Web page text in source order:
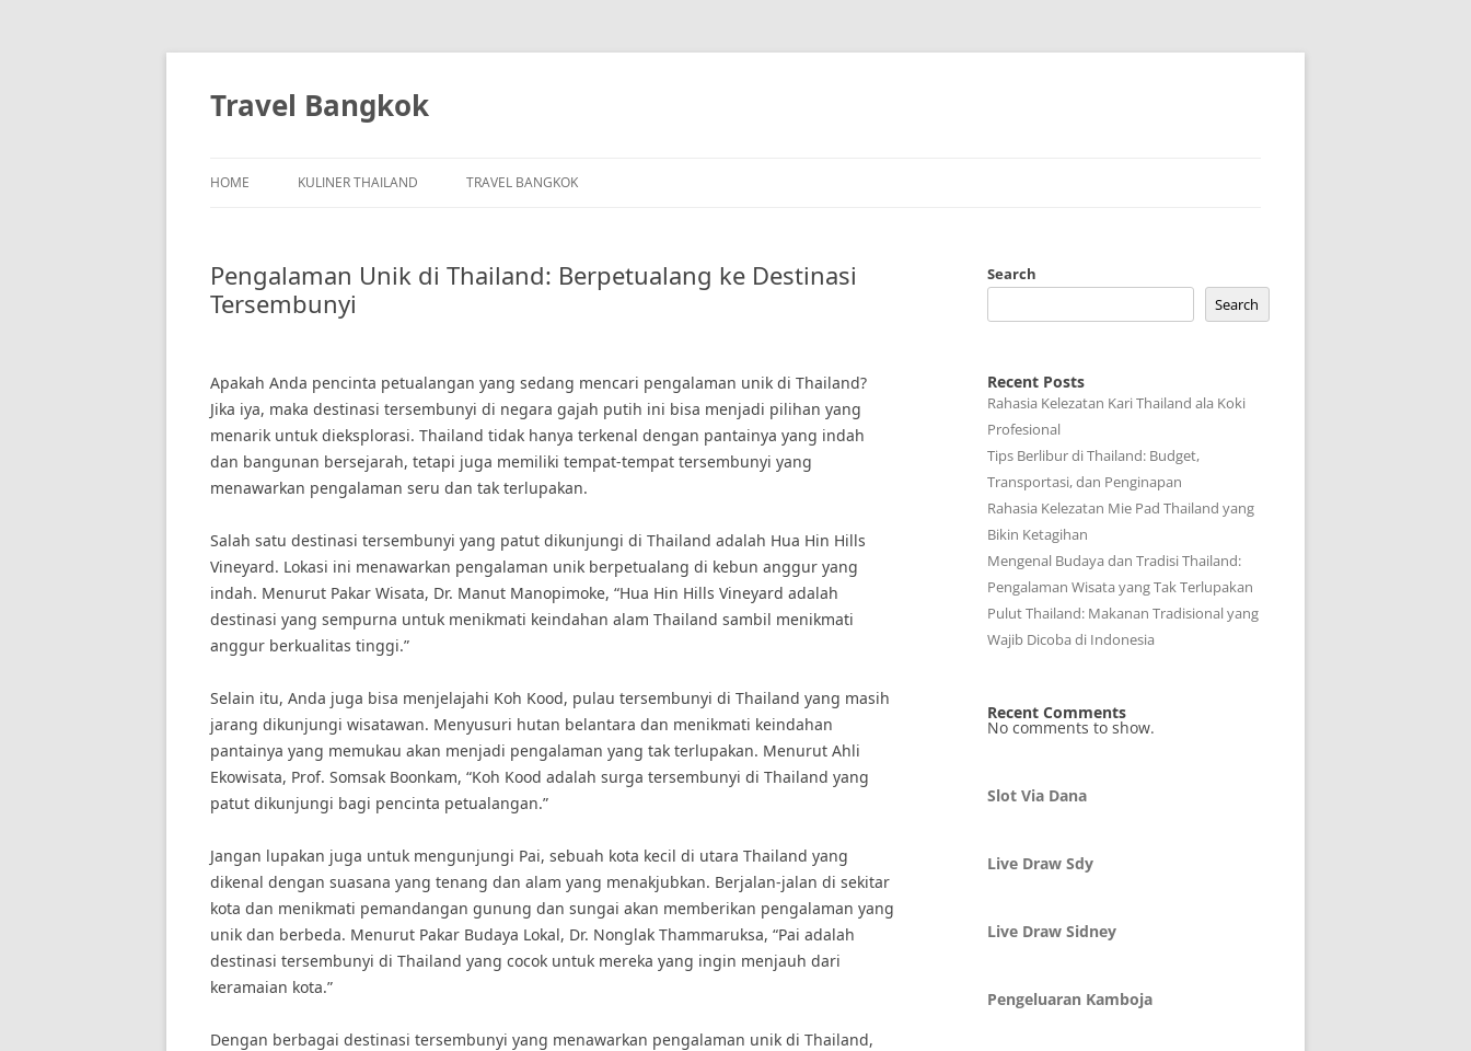
Skip
Travel Bangkok
HOME KULINER THAILAND TRAVEL BANGKOK
Pengalaman Unik di Thailand: Berpetualang ke Destinasi
Tersembunyi
Apakah Anda pencinta petualangan yang sedang mencari pengalaman unik di Thailand?
Jika iya, maka destinasi tersembunyi di negara gajah putih ini bisa menjadi pilihan yang
menarik untuk dieksplorasi. Thailand tidak hanya terkenal dengan pantainya yang indah
dan bangunan bersejarah, tetapi juga memiliki tempat-tempat tersembunyi yang
menawarkan pengalaman seru dan tak terlupakan.
Salah satu destinasi tersembunyi yang patut dikunjungi di Thailand adalah Hua Hin Hills
Vineyard. Lokasi ini menawarkan pengalaman unik berpetualang di kebun anggur yang
indah. Menurut Pakar Wisata, Dr. Manut Manopimoke, “Hua Hin Hills Vineyard adalah
destinasi yang sempurna untuk menikmati keindahan alam Thailand sambil menikmati
anggur berkualitas tinggi.”
Selain itu, Anda juga bisa menjelajahi Koh Kood, pulau tersembunyi di Thailand yang masih
jarang dikunjungi wisatawan. Menyusuri hutan belantara dan menikmati keindahan
pantainya yang memukau akan menjadi pengalaman yang tak terlupakan. Menurut Ahli
Ekowisata, Prof. Somsak Boonkam, “Koh Kood adalah surga tersembunyi di Thailand yang
patut dikunjungi bagi pencinta petualangan.”
Jangan lupakan juga untuk mengunjungi Pai, sebuah kota kecil di utara Thailand yang
dikenal dengan suasana yang tenang dan alam yang menakjubkan. Berjalan-jalan di sekitar
kota dan menikmati pemandangan gunung dan sungai akan memberikan pengalaman yang
unik dan berbeda. Menurut Pakar Budaya Lokal, Dr. Nonglak Thammaruksa, “Pai adalah
destinasi tersembunyi di Thailand yang cocok untuk mereka yang ingin menjauh dari
keramaian kota.”
Dengan berbagai destinasi tersembunyi yang menawarkan pengalaman unik di Thailand,
Search
Search
Recent Posts
Rahasia Kelezatan Kari Thailand ala Koki
Profesional
Tips Berlibur di Thailand: Budget,
Transportasi, dan Penginapan
Rahasia Kelezatan Mie Pad Thailand yang
Bikin Ketagihan
Mengenal Budaya dan Tradisi Thailand:
Pengalaman Wisata yang Tak Terlupakan
Pulut Thailand: Makanan Tradisional yang
Wajib Dicoba di Indonesia
Recent Comments
No comments to show.
Slot Via Dana
Live Draw Sdy
Live Draw Sidney
Pengeluaran Kamboja